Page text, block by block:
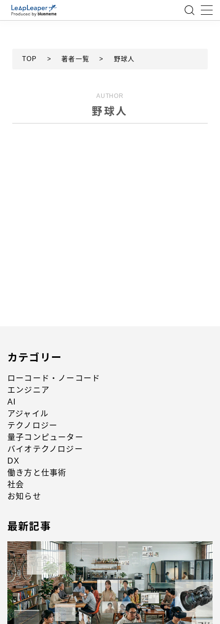
AI
TOP > 著者一覧 > 野球人
AUTHOR
野球人
カテゴリー
ローコード・ノーコード
エンジニア
AI
アジャイル
テクノロジー
量子コンピューター
バイオテクノロジー
DX
働き方と仕事術
社会
お知らせ
最新記事